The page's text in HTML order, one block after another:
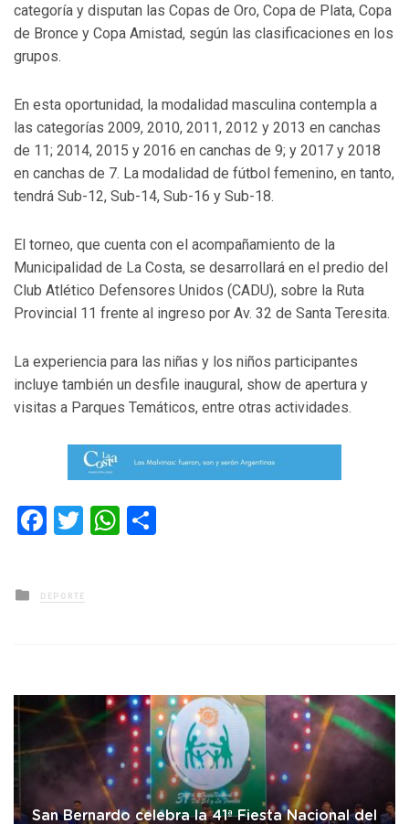
categoría y disputan las Copas de Oro, Copa de Plata, Copa
de Bronce y Copa Amistad, según las clasificaciones en los
grupos.
En esta oportunidad, la modalidad masculina contempla a
las categorías 2009, 2010, 2011, 2012 y 2013 en canchas
de 11; 2014, 2015 y 2016 en canchas de 9; y 2017 y 2018
en canchas de 7. La modalidad de fútbol femenino, en tanto,
tendrá Sub-12, Sub-14, Sub-16 y Sub-18.
El torneo, que cuenta con el acompañamiento de la
Municipalidad de La Costa, se desarrollará en el predio del
Club Atlético Defensores Unidos (CADU), sobre la Ruta
Provincial 11 frente al ingreso por Av. 32 de Santa Teresita.
La experiencia para las niñas y los niños participantes
incluye también un desfile inaugural, show de apertura y
visitas a Parques Temáticos, entre otras actividades.
Facebook
TwitterWhatsApp
Posted
in
DEPORTE
San Bernardo celebra la 41ª Fiesta Nacional del